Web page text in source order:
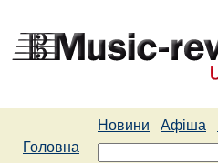
Новини Афіша
Головна